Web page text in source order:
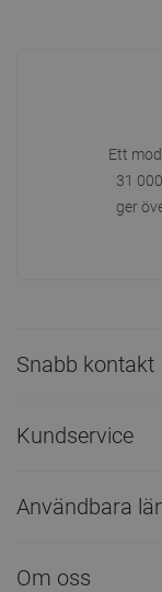
Ett
31
ger
Snabb kontakt
Kundservice
Användbara
Om oss